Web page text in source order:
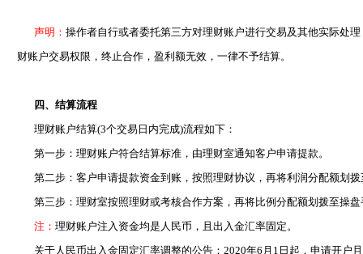
声明： 操作者自行或者委托第三方对理财账户进行交易及其他实际处
财账户交易权限，终止合作，盈利额无效，一律不予结算。
四、结算流程
理财账户结算(3个交易日内完成)流程如下：
第一步：理财账户符合结算标准，由理财室通知客户申请提款。
第二步：客户申请提款资金到账，按照理财协议，再将利润分配额划拨
第三步：理财室按照理财或考核合作方案，再将比例分配额划拨至操盘
注： 理财账户注入资金均是人民币，且出入金汇率固定。
关于人民币出入金固定汇率调整的公告：2020年6月1日起，申请开户